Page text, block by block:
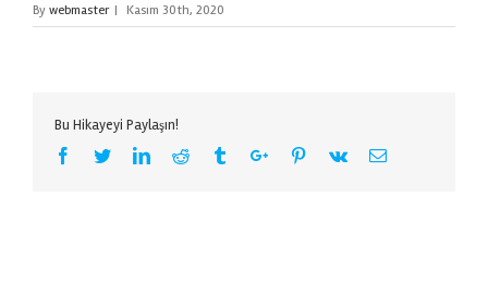
By webmaster | Kasım 30th, 2020
Bu Hikayeyi Paylaşın!
Facebook
TwitterLinkedinReddit TumblrGoogle+Pinterest
Vk Email